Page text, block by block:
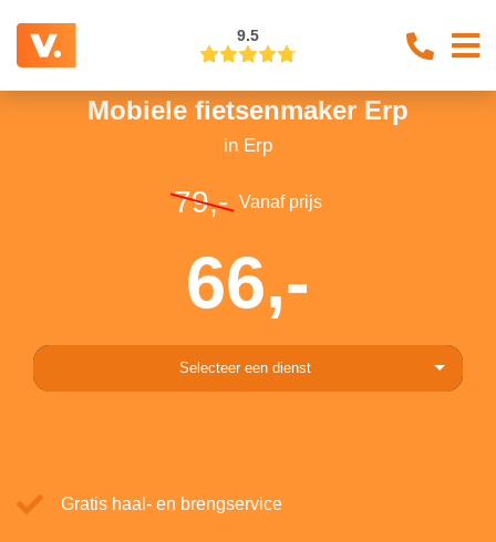
9.5
Mobiele fietsenmaker Erp
in Erp
79,- Vanaf prijs
66,-
Selecteer een dienst
Gratis haal- en brengservice